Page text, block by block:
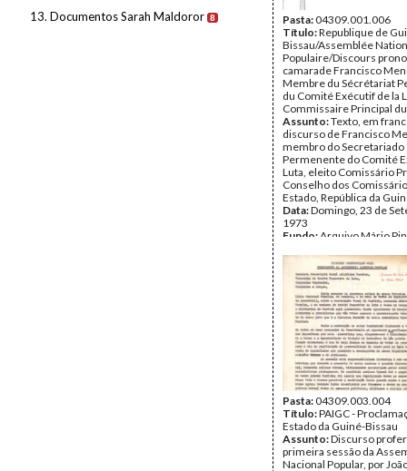
13. Documentos Sarah Maldoror 8 Pasta:04309.001.006
Título:Republique de
Bissau/Assemblée
Populaire/Discours
camarade Francisco
Membre du Sécrétariat
du Comité Exécutif de la
Commissaire Principal
Assunto:Texto, em
discurso de Francisco
membro do Secretariado
Permenente do Comité
Luta, eleito Comissário
Conselho dos
Estado, República da
Data:Domingo, 23 de
1973
Fundo: Arquivo Mário
Tipo Documental:
Página(s):11
Pasta:04309.003.004
Título:PAIGC -
Estado da Guiné-Bissau
Assunto:Discurso
primeira sessão da
Nacional Popular, por